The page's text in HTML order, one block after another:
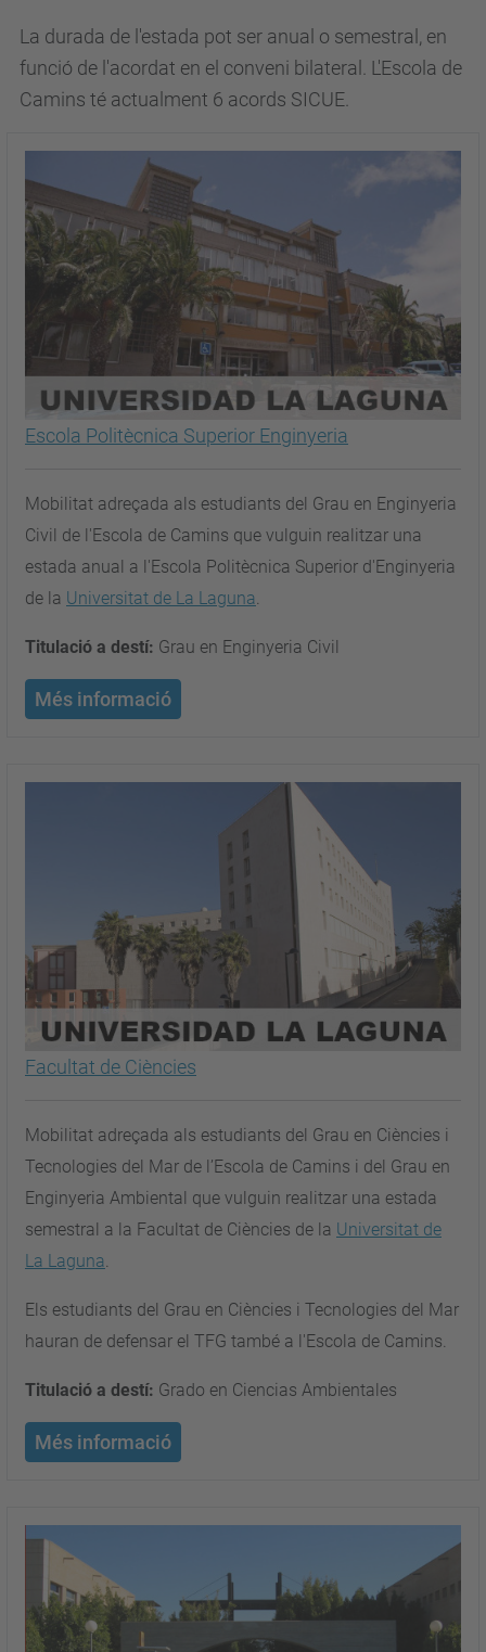
La durada de l'estada pot ser anual o semestral, en
funció de l'acordat en el conveni bilateral. L'Escola de
Camins té actualment 6 acords SICUE.
Escola Politècnica Superior Enginyeria
Mobilitat adreçada als estudiants del Grau en Enginyeria
Civil de l'Escola de Camins que vulguin realitzar una
estada anual a l'Escola Politècnica Superior d'Enginyeria
de la Universitat de La Laguna.
Titulació a destí: Grau en Enginyeria Civil
Més informació
Facultat de Ciències
Mobilitat adreçada als estudiants del Grau en Ciències i
Tecnologies del Mar de l’Escola de Camins i del Grau en
Enginyeria Ambiental que vulguin realitzar una estada
semestral a la Facultat de Ciències de la Universitat de
La Laguna.
Els estudiants del Grau en Ciències i Tecnologies del Mar
hauran de defensar el TFG també a l'Escola de Camins.
Titulació a destí: Grado en Ciencias Ambientales
Més informació